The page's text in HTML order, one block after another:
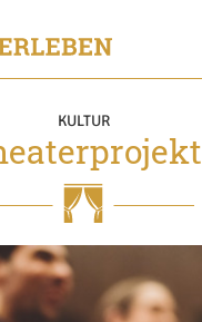
KULTUR